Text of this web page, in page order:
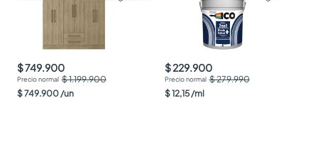
$ 749.900
$ 1.199.900
$749.900 /un
$ 229.900
$ 279.990
$12,15 /ml